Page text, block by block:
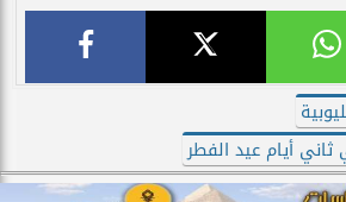
ثاني أيام عيد الفطر